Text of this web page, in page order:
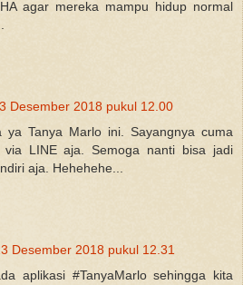
agar mereka mampu hidup normal
Desember 2018 pukul 12.00
ya Tanya Marlo ini. Sayangnya cuma
via LINE aja. Semoga nanti bisa jadi
aja. Hehehehe...
Desember 2018 pukul 12.31
aplikasi #TanyaMarlo sehingga kita